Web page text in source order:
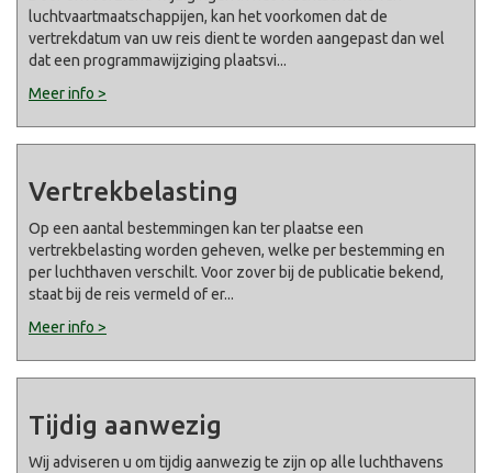
luchtvaartmaatschappijen, kan het voorkomen dat de
vertrekdatum van uw reis dient te worden aangepast dan wel
dat een programmawijziging plaatsvi...
Meer info >
Vertrekbelasting
Op een aantal bestemmingen kan ter plaatse een
vertrekbelasting worden geheven, welke per bestemming en
per luchthaven verschilt. Voor zover bij de publicatie bekend,
staat bij de reis vermeld of er...
Meer info >
Tijdig aanwezig
Wij adviseren u om tijdig aanwezig te zijn op alle luchthavens